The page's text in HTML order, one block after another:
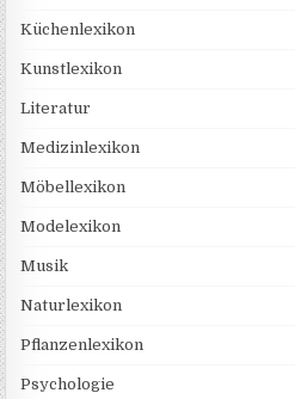
Küchenlexikon
Kunstlexikon
Literatur
Medizinlexikon
Möbellexikon
Modelexikon
Musik
Naturlexikon
Pflanzenlexikon
Psychologie